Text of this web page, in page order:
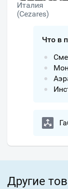
Италия
(Cezares)
Что в
Другие